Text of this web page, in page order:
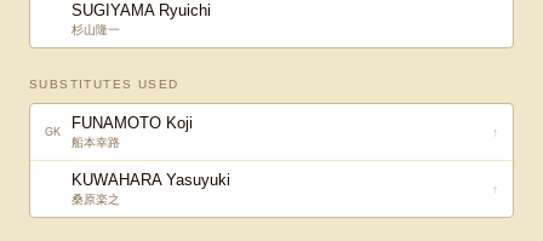
SUGIYAMA Ryuichi
杉山隆一
SUBSTITUTES USED
GK FUNAMOTO Koji
船本幸路
↑
KUWAHARA Yasuyuki
桑原楽之
↑